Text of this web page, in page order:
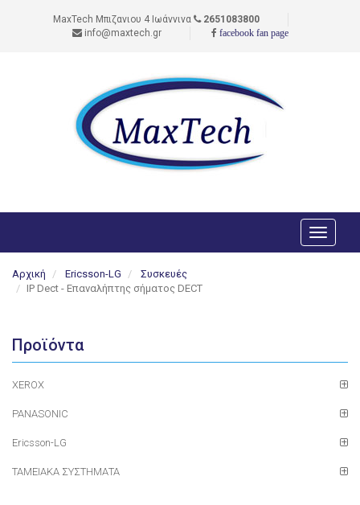
MaxTech Μπιζανιου 4 Ιωάννινα
2651083800
info@maxtech.gr
facebook fan page
Toggle
Αρχική Ericsson-LG
Συσκευές
IP Dect - Επαναλήπτης σήματος DECT
Προϊόντα
XEROX
PANASONIC
Ericsson-LG
ΤΑΜΕΙΑΚΑ ΣΥΣΤΗΜΑΤΑ